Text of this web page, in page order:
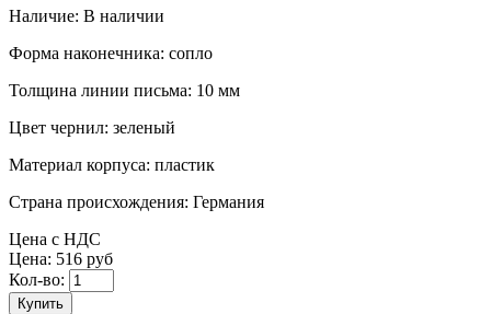
Наличие: В наличии
Форма наконечника: сопло
Толщина линии письма: 10 мм
Цвет чернил: зеленый
Материал корпуса: пластик
Страна происхождения: Германия
Цена с НДС
Цена: 516 руб
Кол-во:
Купить